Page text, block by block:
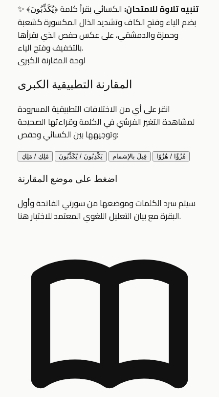
✨
تنبيه تلاوة للامتحان: الكسائي يقرأ كلمة ﴿يُكَذِّبُونَ﴾
بضم الياء وفتح الكاف وتشديد الذال المكسورة كشعبة
وحمزة والدمشقي، على عكس حفص الذي يقرأها
بالتخفيف وفتح الياء.
لوحة المقارنة الكبرى
المقارنة التطبيقية الكبرى
انقر على أي من الاختلافات التطبيقية المسرودة
لمشاهدة التغير الفرشي في الكلمة وقراءتها الصحيحة
وتوجيهها بين الكسائي وحفص:
مَٰلِكِ / مَلِكِ يَكْذِبُونَ / يُكَذِّبُونَ قِيلَ بالإشمام هُزُؤًا / هُزُوًا
اضغط على موضع المقارنة
سيتم سرد الكلمات وموضعها من سورتي الفاتحة وأول
البقرة مع بيان التعليل اللغوي المعتمد للاختبار هنا.